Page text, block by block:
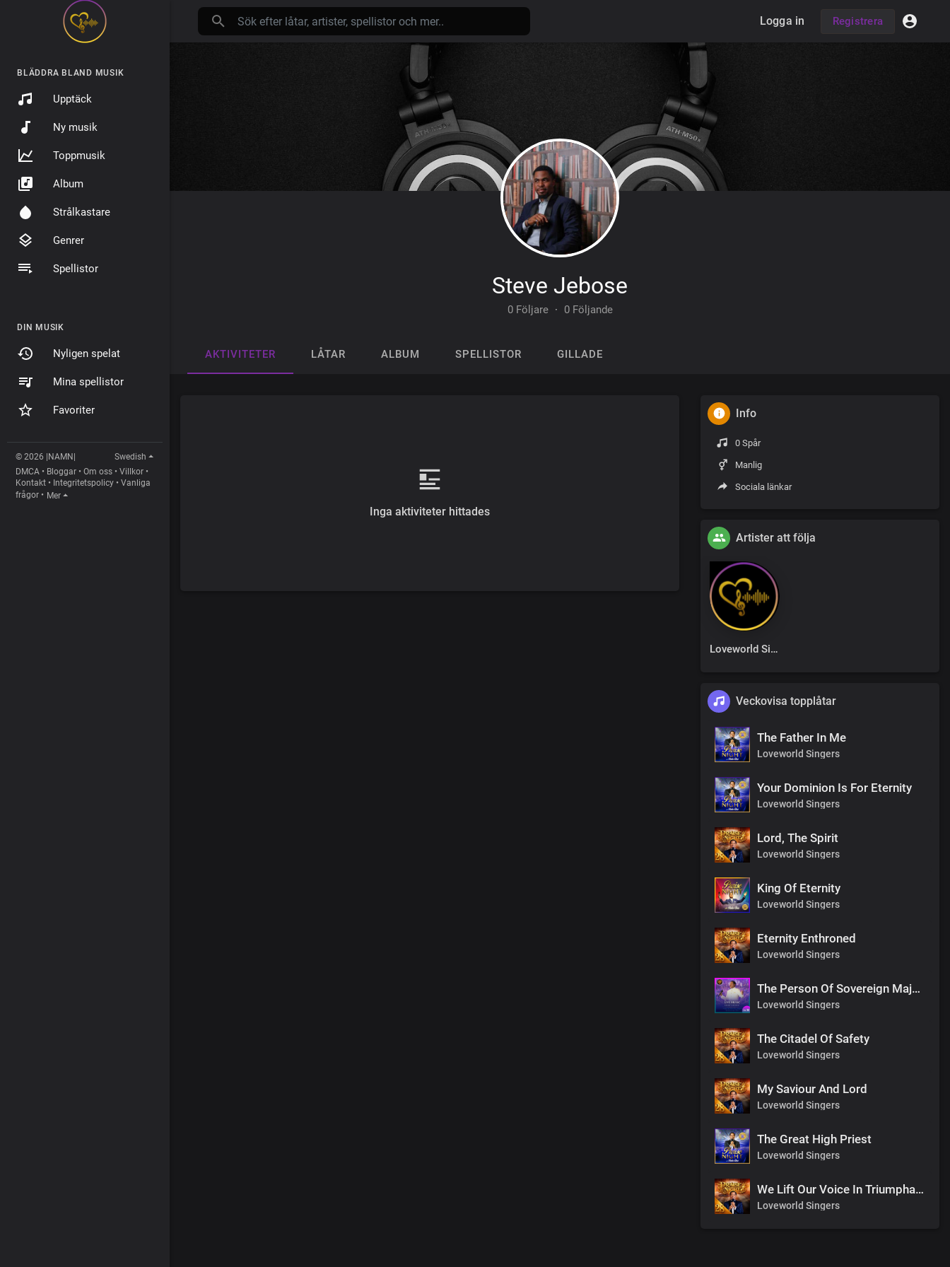
BLÄDDRA BLAND MUSIK
Upptäck
Ny musik
Toppmusik
Album
Strålkastare
Genrer
Spellistor
DIN MUSIK
Nyligen spelat
Mina spellistor
Favoriter
© 2026 |NAMN|
Swedish
DMCA • Bloggar • Om oss • Villkor •
Kontakt • Integritetspolicy • Vanliga
frågor • Mer
Logga in Registrera
Steve Jebose
0 Följare · 0 Följande
AKTIVITETER LÅTAR ALBUM SPELLISTOR GILLADE
Inga aktiviteter hittades
Info
0 Spår
Manlig
Sociala länkar
Artister att följa
Loveworld Singers
Veckovisa topplåtar
The Father In Me
Loveworld Singers
Your Dominion Is For Eternity
Loveworld Singers
Lord, The Spirit
Loveworld Singers
King Of Eternity
Loveworld Singers
Eternity Enthroned
Loveworld Singers
The Person Of Sovereign Majesty
Loveworld Singers
The Citadel Of Safety
Loveworld Singers
My Saviour And Lord
Loveworld Singers
The Great High Priest
Loveworld Singers
We Lift Our Voice In Triumphant Songs
Loveworld Singers